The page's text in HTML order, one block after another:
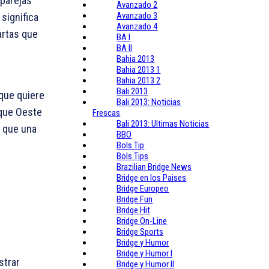
que
quiere
Oeste
una
Avanzado 2
Avanzado 3
Avanzado 4
BA I
BA II
Bahia 2013
Bahia 2013 1
Bahia 2013 2
Bali 2013
Bali 2013: Noticias
Frescas
Bali 2013: Ultimas Noticias
BBO
Bols Tip
Bols Tips
Brazilian Bridge News
Bridge en los Paises
Bridge Europeo
Bridge Fun
Bridge Hit
Bridge On-Line
Bridge Sports
Bridge y Humor
Bridge y Humor I
Bridge y Humor II